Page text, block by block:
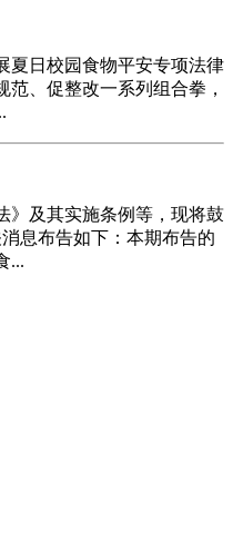
夏日校园食物平安专项法律
、促整改一系列组合拳，
》及其实施条例等，现将鼓
息布告如下：本期布告的
...